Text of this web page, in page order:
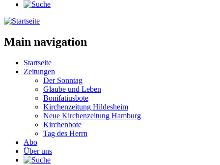
Main navigation
Startseite
Zeitungen
Der Sonntag
Glaube und Leben
Bonifatiusbote
Kirchenzeitung Hildesheim
Neue Kirchenzeitung Hamburg
Kirchenbote
Tag des Herrn
Abo
Über uns